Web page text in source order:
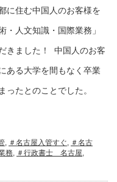
に住む中国人のお客様を
・人文知識・国際業務」
きました！ 中国人のお客
ある大学を間もなく卒業
ったとのことでした。
＃名古屋入管すぐ
＃名古
務 ＃行政書士 名古屋